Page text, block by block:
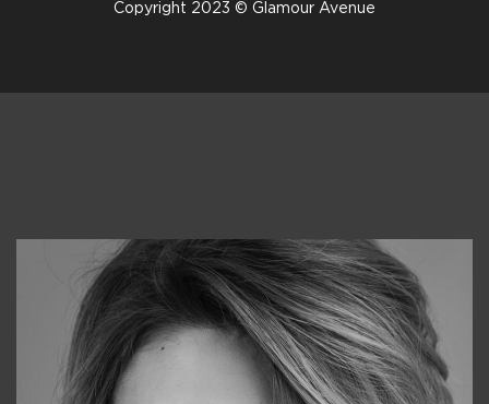
Copyright 2023 © Glamour Avenue